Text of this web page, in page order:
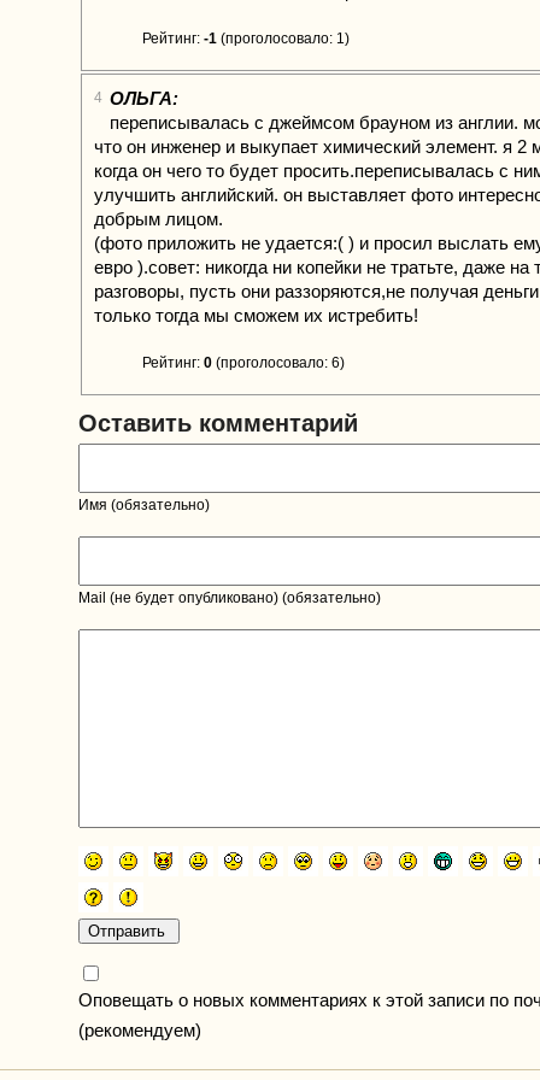
Рейтинг: -1 (проголосовало: 1)
4 ОЛЬГА:
переписывалась с джеймсом брауном из англии.
что он инженер и выкупает химический элемент. я 2
когда он чего то будет просить.переписывалась с
улучшить английский. он выставляет фото
добрым лицом.
(фото приложить не удается:( ) и просил выслать
евро ).совет: никогда ни копейки не тратьте, даже
разговоры, пусть они раззоряются,не получая
только тогда мы сможем их истребить!
Рейтинг: 0 (проголосовало: 6)
Оставить комментарий
Имя (обязательно)
Mail (не будет опубликовано) (обязательно)
Оповещать о новых комментариях к этой записи по
(рекомендуем)